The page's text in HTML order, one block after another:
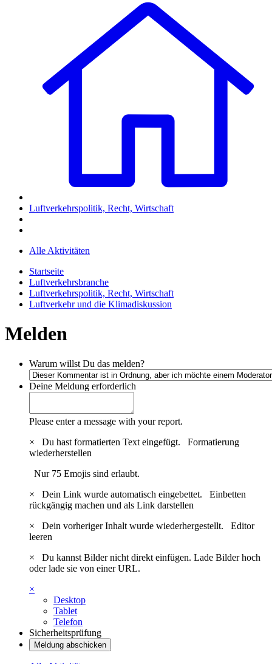
Luftverkehrspolitik, Recht, Wirtschaft
Alle Aktivitäten
Startseite
Luftverkehrsbranche
Luftverkehrspolitik, Recht, Wirtschaft
Luftverkehr und die Klimadiskussion
Melden
Warum willst Du das melden?
Deine Meldung erforderlich
Please enter a message with your report.
×
Du hast formatierten Text eingefügt. Formatierung
wiederherstellen
Nur 75 Emojis sind erlaubt.
×
Dein Link wurde automatisch eingebettet. Einbetten
rückgängig machen und als Link darstellen
×
Dein vorheriger Inhalt wurde wiederhergestellt. Editor
leeren
×
Du kannst Bilder nicht direkt einfügen. Lade Bilder hoch
oder lade sie von einer URL.
×
Desktop
Tablet
Telefon
Sicherheitsprüfung
Meldung abschicken